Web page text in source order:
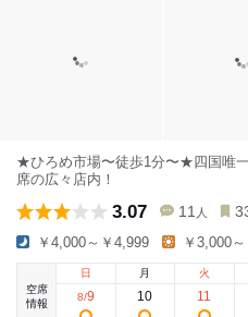
★ひろめ市場〜徒歩1分〜★四国唯
席の広々店内！
3.07 11 人
￥4,000～￥4,999 ￥3,000
空席
情報
日
8/9
月
10
火
11